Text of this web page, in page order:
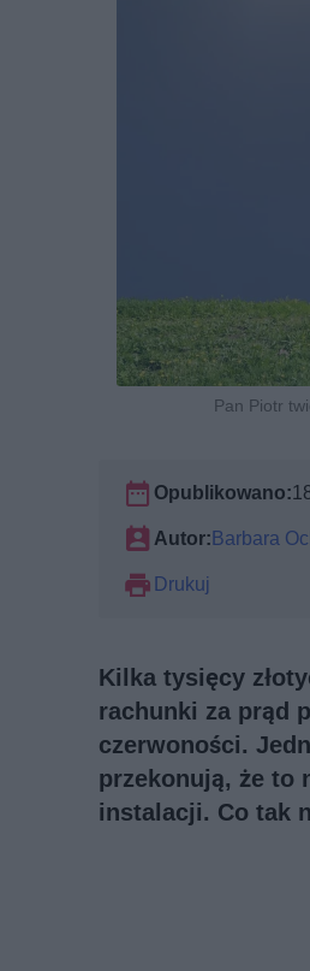
Pan Piotr
Opublikowano:
Autor:Barbara
Drukuj
Kilka tysięcy
rachunki za prąd
czerwoności.
przekonują, że to
instalacji. Co tak